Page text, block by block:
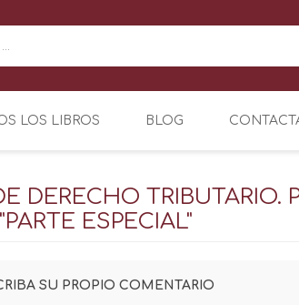
LOS LIBROS BLOG
DERECHO TRIBUTARIO.
"PARTE ESPECIAL"
SU PROPIO COMENTARIO